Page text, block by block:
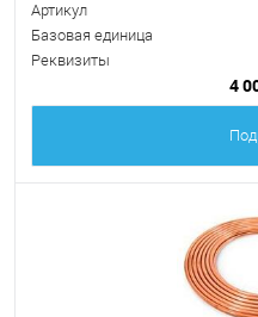
Артикул
Базовая единица
Реквизиты
4